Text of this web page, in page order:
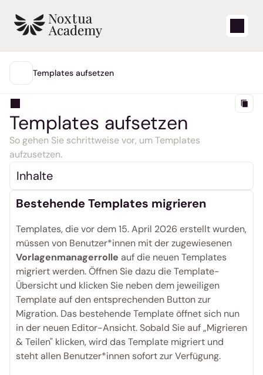
Start
INHALTE
Support-Artikel
Blog
Produkt-Updates
Login
Templates aufsetzen
Templates aufsetzen
So gehen Sie schrittweise vor, um Templates
aufzusetzen.
Bestehende Templates migrieren
Templates, die vor dem 15. April 2026 erstellt wurden,
Vorlagenmanagerrolle auf die neuen Templates
migriert werden. Öffnen Sie dazu die Template-
Übersicht und klicken Sie neben dem jeweiligen
Template auf den entsprechenden Button zur
Migration. Das bestehende Template öffnet sich nun
in der neuen Editor-Ansicht. Sobald Sie auf „Migrieren
& Teilen" klicken, wird das Template migriert und
steht allen Benutzer*innen sofort zur Verfügung.
Inhalte